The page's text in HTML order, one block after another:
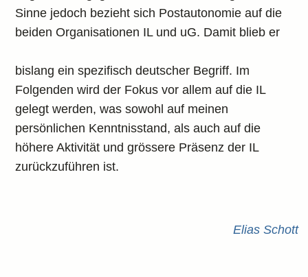
Sinne jedoch bezieht sich Postautonomie auf die
beiden Organisationen IL und uG. Damit blieb er
bislang ein spezifisch deutscher Begriff. Im
Folgenden wird der Fokus vor allem auf die IL
gelegt werden, was sowohl auf meinen
persönlichen Kenntnisstand, als auch auf die
höhere Aktivität und grössere Präsenz der IL
zurückzuführen ist.
Elias Schott